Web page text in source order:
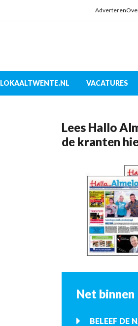
Adverteren
LOKAALTWENTE.NL VACATURES
Lees Hallo
de kranten
Net binnen
BELEEF DE